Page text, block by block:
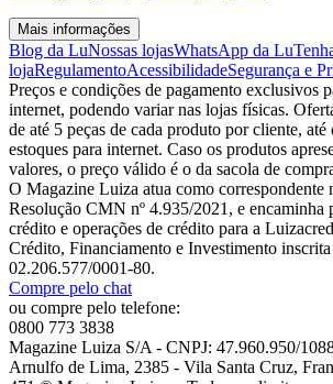
Mais informações
Blog da LuNossas lojasWhatsApp da Lu
lojaRegulamentoAcessibilidadeSegurança e
Preços e condições de pagamento exclusivos
internet, podendo variar nas lojas físicas.
de até 5 peças de cada produto por cliente,
estoques para internet. Caso os produtos
valores, o preço válido é o da sacola de
O Magazine Luiza atua como correspondente
Resolução CMN nº 4.935/2021, e encaminha
crédito e operações de crédito para a
Crédito, Financiamento e Investimento
02.206.577/0001-80.
Compre pelo chat
ou compre pelo telefone:
0800 773 3838
Magazine Luiza S/A - CNPJ: 47.960.950/
Arnulfo de Lima, 2385 - Vila Santa Cruz,